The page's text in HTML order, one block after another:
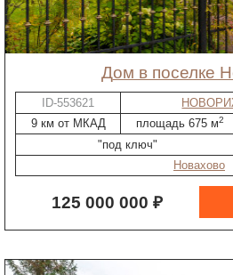
дом в поселке
ID-553621
9 км от МКАД
площадь 675 м2
"под ключ"
Новахово
125 000 000 ₽